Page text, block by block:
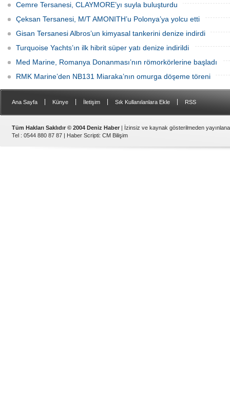
Cemre Tersanesi, CLAYMORE’yı suyla buluşturdu
Çeksan Tersanesi, M/T AMONITH’u Polonya’ya yolcu etti
Gisan Tersanesi Albros’un kimyasal tankerini denize indirdi
Turquoise Yachts’ın ilk hibrit süper yatı denize indirildi
Med Marine, Romanya Donanması’nın römorkörlerine başladı
RMK Marine’den NB131 Miaraka’nın omurga döşeme töreni
Ana Sayfa Künye İletişim Sık Kullanılanlara Ekle RSS
Tüm Hakları Saklıdır © 2004 Deniz Haber | İzinsiz ve kaynak gösterilmeden
Tel : 0544 880 87 87 | Haber Scripti: CM Bilişim